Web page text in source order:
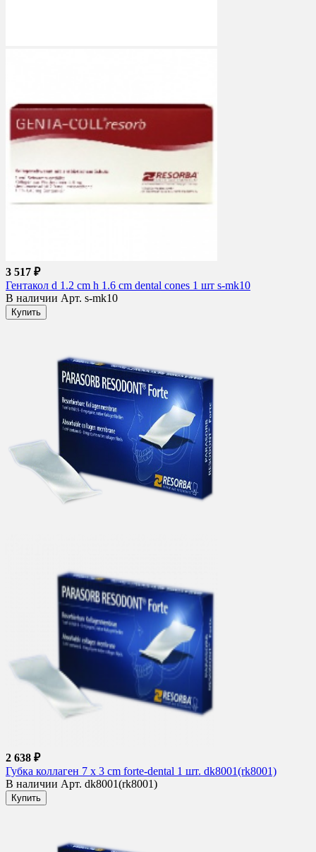
3 517 ₽
Гентакол d 1.2 cm h 1.6 cm dental cones 1 шт s-mk10
В наличии Арт. s-mk10
Купить
2 638 ₽
Губка коллаген 7 x 3 cm forte-dental 1 шт. dk8001(rk8001)
В наличии Арт. dk8001(rk8001)
Купить